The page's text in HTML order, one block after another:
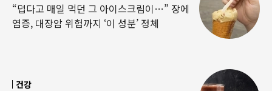
“덥다고 매일 먹던 그 아이스크림이…” 장에
염증, 대장암 위험까지 ‘이 성분’ 정체
건강